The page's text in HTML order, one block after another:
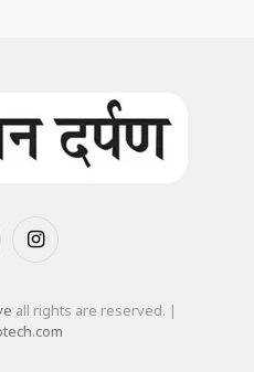
Instagram
all rights are reserved. |